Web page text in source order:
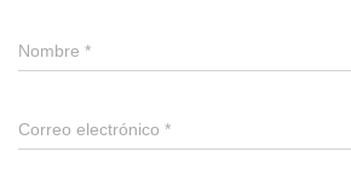
Nombre *
Correo electrónico *